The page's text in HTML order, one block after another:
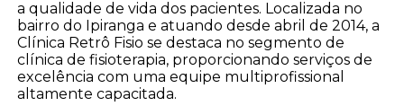
a qualidade de vida dos pacientes. Localizada no
bairro do Ipiranga e atuando desde abril de 2014, a
Clínica Retrô Fisio se destaca no segmento de
clínica de fisioterapia, proporcionando serviços de
excelência com uma equipe multiprofissional
altamente capacitada.